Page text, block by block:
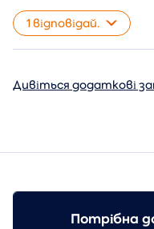
1 відповідай.
Дивіться додаткові
Потрібна